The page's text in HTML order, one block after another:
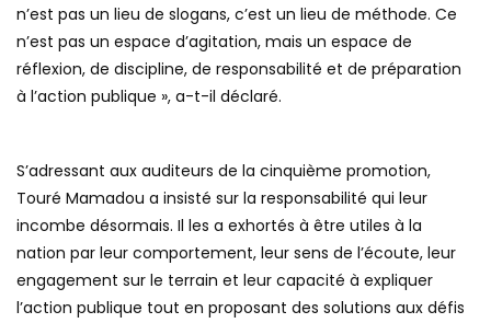
n’est pas un lieu de slogans, c’est un lieu de méthode. Ce
n’est pas un espace d’agitation, mais un espace de
réflexion, de discipline, de responsabilité et de préparation
à l’action publique », a-t-il déclaré.
S’adressant aux auditeurs de la cinquième promotion,
Touré Mamadou a insisté sur la responsabilité qui leur
incombe désormais. Il les a exhortés à être utiles à la
nation par leur comportement, leur sens de l’écoute, leur
engagement sur le terrain et leur capacité à expliquer
l’action publique tout en proposant des solutions aux défis